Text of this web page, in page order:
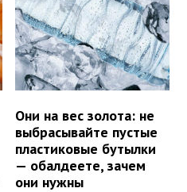
Они на вес золота: не
выбрасывайте пустые
пластиковые бутылки
— обалдеете, зачем
они нужны